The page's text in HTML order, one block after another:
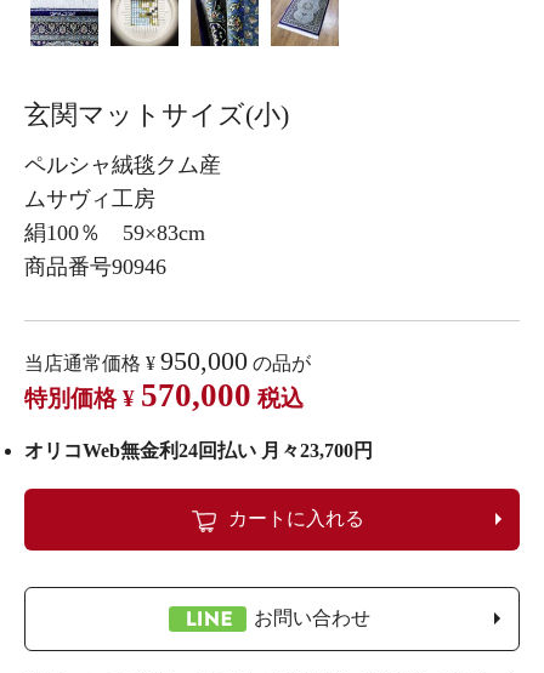
玄関マットサイズ(小)
ペルシャ絨毯クム産
ムサヴィ工房
絹100％ 59×83cm
商品番号90946
当店通常価格 ¥ 950,000 の品が
特別価格 ¥ 570,000 税込
オリコWeb無金利24回払い 月々23,700円
カートに入れる
お問い合わせ